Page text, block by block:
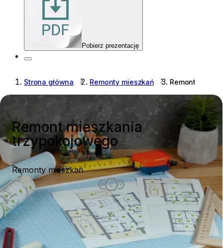
Pobierz prezentację
Strona główna Remonty mieszkań Remont
Remont mieszkania
trzypokojowego
Remonty mieszkań